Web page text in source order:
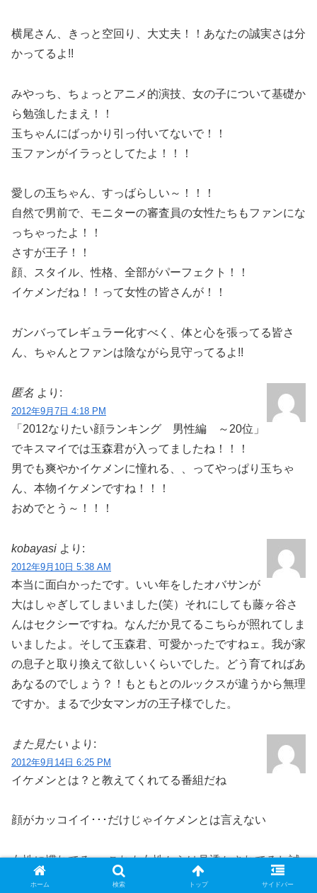
横尾さん、きっと空回り、大丈夫！！あなたの誠実さは分
かってるよ!!
みやっち、ちょっとアニメ的演技、女の子について基礎か
ら勉強したまえ！！
玉ちゃんにばっかり引っ付いてないで！！
玉ファンがイラっとしてたよ！！！
愛しの玉ちゃん、すっばらしい～！！！
自然で男前で、モニターの審査員の女性たちもファンにな
っちゃったよ！！
さすが王子！！
顔、スタイル、性格、全部がパーフェクト！！
イケメンだね！！って女性の皆さんが！！
ガンバってレギュラー化すべく、体と心を張ってる皆さ
ん、ちゃんとファンは陰ながら見守ってるよ!!
匿名 より:
2012年9月7日 4:18 PM
「2012なりたい顔ランキング 男性編 ～20位」
でキスマイでは玉森君が入ってましたね！！！
男でも爽やかイケメンに憧れる、、ってやっぱり玉ちゃ
ん、本物イケメンですね！！！
おめでとう～！！！
kobayasi より:
2012年9月10日 5:38 AM
本当に面白かったです。いい年をしたオバサンが
大はしゃぎしてしまいました(笑）それにしても藤ヶ谷さ
んはセクシーですね。なんだか見てるこちらが照れてしま
いましたよ。そして玉森君、可愛かったですねェ。我が家
の息子と取り換えて欲しいくらいでした。どう育てればあ
あなるのでしょう？！もともとのルックスが違うから無理
ですか。まるで少女マンガの王子様でした。
また見たい より:
2012年9月14日 6:25 PM
イケメンとは？と教えてくれてる番組だね
顔がカッコイイ･･･だけじゃイケメンとは言えない
女性に慣れてる･･･これも女性からは見透かされてるし誠
実さがない
ホーム 検索 トップ サイドバー